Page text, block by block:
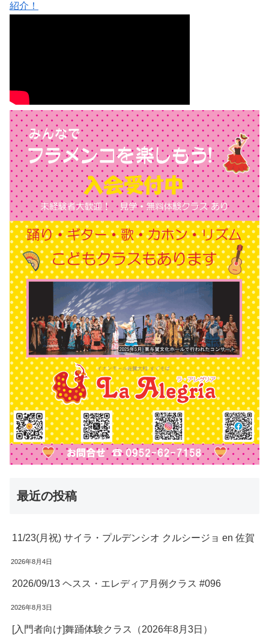
紹介！
最近の投稿
11/23(月祝) サイラ・プルデンシオ クルシージョ en 佐賀
2026年8月4日
2026/09/13 ヘスス・エレディア月例クラス #096
2026年8月3日
[入門者向け]舞踊体験クラス（2026年8月3日）